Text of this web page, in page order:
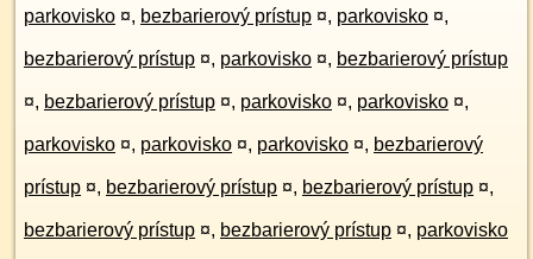
parkovisko ¤, bezbarierový prístup ¤, parkovisko ¤,
bezbarierový prístup ¤, parkovisko ¤, bezbarierový prístup
¤, bezbarierový prístup ¤, parkovisko ¤, parkovisko ¤,
parkovisko ¤, parkovisko ¤, parkovisko ¤, bezbarierový
prístup ¤, bezbarierový prístup ¤, bezbarierový prístup ¤,
bezbarierový prístup ¤, bezbarierový prístup ¤, parkovisko